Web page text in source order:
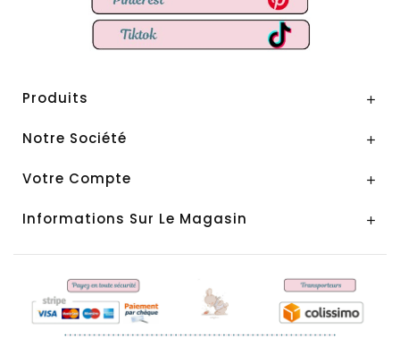
Produits 
Notre Société 
Votre Compte 
Informations Sur Le Magasin 